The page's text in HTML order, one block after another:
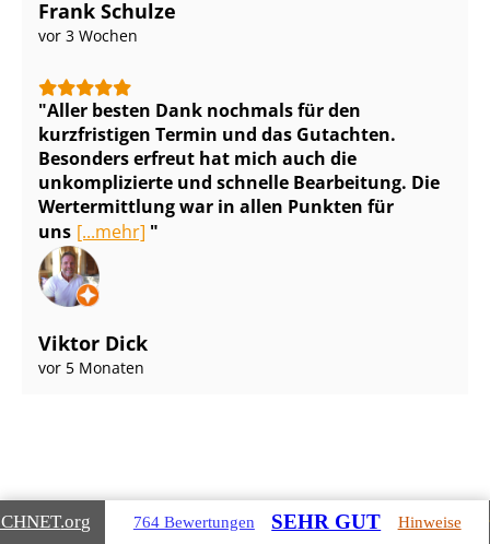
Frank Schulze
vor 3 Wochen
Aller besten Dank nochmals für den
kurzfristigen Termin und das Gutachten.
Besonders erfreut hat mich auch die
unkomplizierte und schnelle Bearbeitung. Die
Wertermittlung war in allen Punkten für
uns [...mehr]
Viktor Dick
vor 5 Monaten
.org 764 Bewertungen SEHR GUT Hinweise